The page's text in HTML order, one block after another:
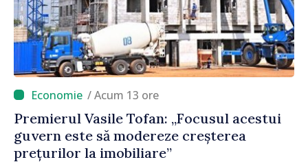
/ Acum 13 ore
Premierul Vasile Tofan: „Focusul acestui
guvern este să modereze creșterea
prețurilor la imobiliare”